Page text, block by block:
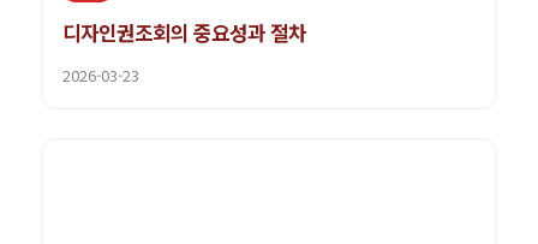
디자인권조회의 중요성과 절차
2026-03-23